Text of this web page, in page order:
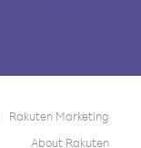
Rakuten Marketing
About Rakuten